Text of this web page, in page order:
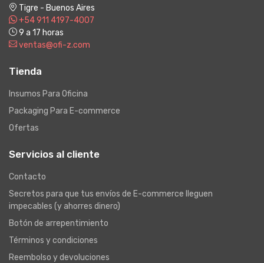
Tigre - Buenos Aires
+54 911 4197-4007
9 a 17 horas
ventas@ofi-z.com
Tienda
Insumos Para Oficina
Packaging Para E-commerce
Ofertas
Servicios al cliente
Contacto
Secretos para que tus envíos de E-commerce lleguen
impecables (y ahorres dinero)
Botón de arrepentimiento
Términos y condiciones
Reembolso y devoluciones